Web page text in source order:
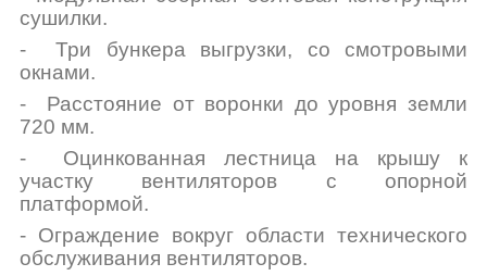
сушилки.
- Три бункера выгрузки, со смотровыми
окнами.
- Расстояние от воронки до уровня земли
720 мм.
- Оцинкованная лестница на крышу к
участку вентиляторов с опорной
платформой.
- Ограждение вокруг области технического
обслуживания вентиляторов.